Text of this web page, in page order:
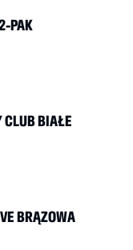
PAK
CLUB BIAŁE
BRĄZOWA